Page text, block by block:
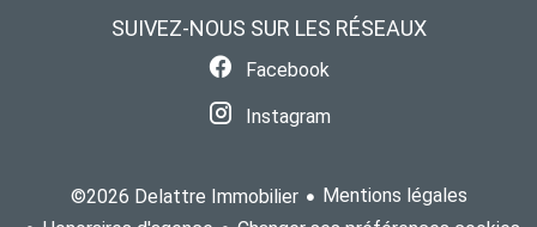
SUIVEZ-NOUS SUR LES RÉSEAUX
Facebook
Instagram
©2026 Delattre Immobilier
Mentions légales